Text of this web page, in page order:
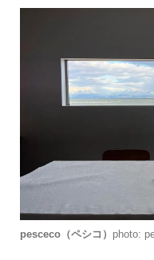
pesceco（ペシコ） photo: